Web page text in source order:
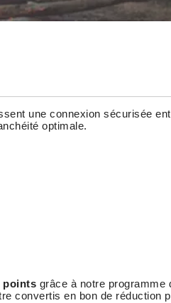
une connexion sécurisée
optimale.
points grâce à notre programme
convertis en bon de réduction